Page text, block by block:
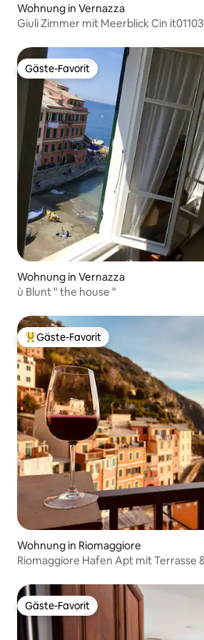
Wohnung in Vernazza
Giuli Zimmer mit Meerblick Cin
Gäste-Favorit
Gäste-Favorit
Wohnung in Vernazza
ù Blunt " the house "
Beliebter Gäste-Favorit.
Gäste-Favorit
Wohnung in Riomaggiore
Riomaggiore Hafen Apt mit Terrasse
Gäste-Favorit
Gäste-Favorit